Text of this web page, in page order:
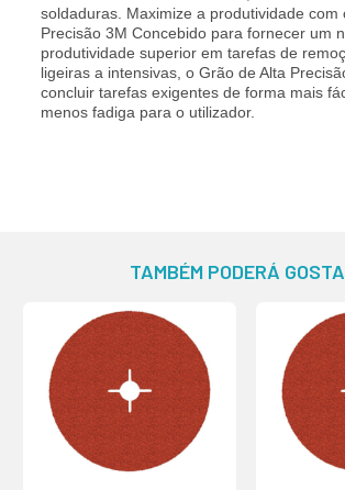
soldaduras. Maximize a produtividade com
Precisão 3M Concebido para fornecer um
produtividade superior em tarefas de
ligeiras a intensivas, o Grão de Alta
concluir tarefas exigentes de forma mais
menos fadiga para o utilizador.
TAMBÉM PODERÁ